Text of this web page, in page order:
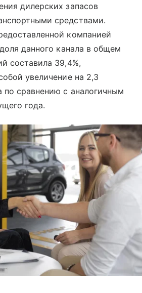
дилерских запасов
средствами.
компанией
данного канала в общем
составила 39,4%,
увеличение на 2,3
по сравнению с аналогичным
года.